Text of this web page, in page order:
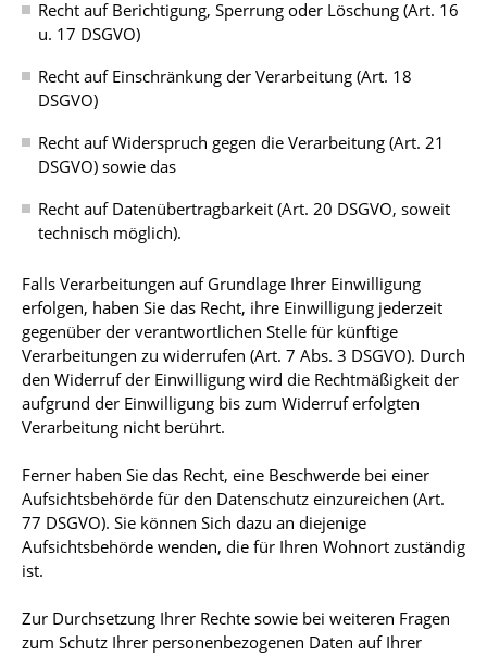
Recht auf Berichtigung, Sperrung oder Löschung (Art. 16
u. 17 DSGVO)
Recht auf Einschränkung der Verarbeitung (Art. 18
DSGVO)
Recht auf Widerspruch gegen die Verarbeitung (Art. 21
DSGVO) sowie das
Recht auf Datenübertragbarkeit (Art. 20 DSGVO, soweit
technisch möglich).
Falls Verarbeitungen auf Grundlage Ihrer Einwilligung
erfolgen, haben Sie das Recht, ihre Einwilligung jederzeit
gegenüber der verantwortlichen Stelle für künftige
Verarbeitungen zu widerrufen (Art. 7 Abs. 3 DSGVO). Durch
den Widerruf der Einwilligung wird die Rechtmäßigkeit der
aufgrund der Einwilligung bis zum Widerruf erfolgten
Verarbeitung nicht berührt.
Ferner haben Sie das Recht, eine Beschwerde bei einer
Aufsichtsbehörde für den Datenschutz einzureichen (Art.
77 DSGVO). Sie können Sich dazu an diejenige
Aufsichtsbehörde wenden, die für Ihren Wohnort zuständig
ist.
Zur Durchsetzung Ihrer Rechte sowie bei weiteren Fragen
zum Schutz Ihrer personenbezogenen Daten auf Ihrer